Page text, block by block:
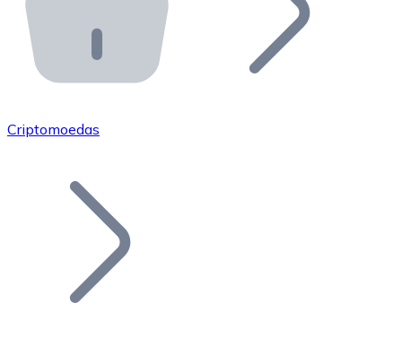
API Bitnovo
Integre nossa API no seu ecossistema.
Junte-se à nossa rede de revendedores e comercialize
Adicione o token do seu projeto ao nosso serviço de
Criptomoedas